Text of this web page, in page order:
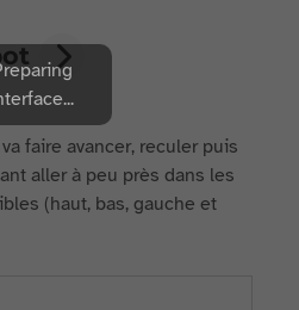
faire avancer, reculer puis
aller à peu près dans les
(haut, bas, gauche et